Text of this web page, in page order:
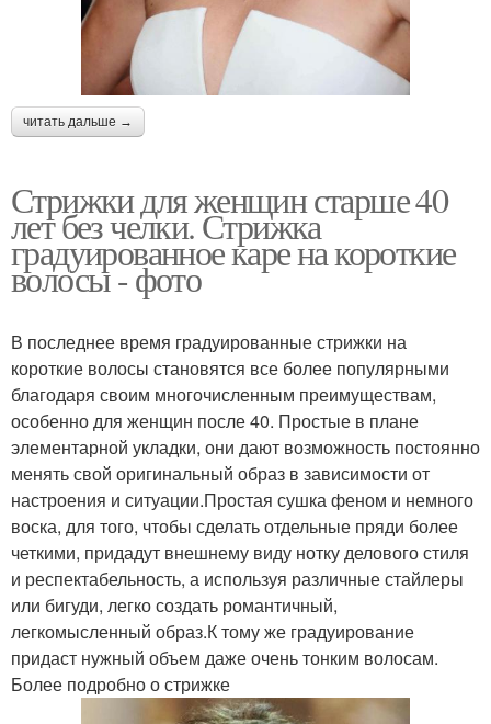
читать дальше →
Стрижки для женщин старше 40
лет без челки. Стрижка
градуированное каре на короткие
волосы - фото
В последнее время градуированные стрижки на
короткие волосы становятся все более популярными
благодаря своим многочисленным преимуществам,
особенно для женщин после 40. Простые в плане
элементарной укладки, они дают возможность постоянно
менять свой оригинальный образ в зависимости от
настроения и ситуации.Простая сушка феном и немного
воска, для того, чтобы сделать отдельные пряди более
четкими, придадут внешнему виду нотку делового стиля
и респектабельность, а используя различные стайлеры
или бигуди, легко создать романтичный,
легкомысленный образ.К тому же градуирование
придаст нужный объем даже очень тонким волосам.
Более подробно о стрижке